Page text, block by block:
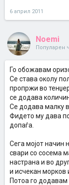
6 април 2011
Noemi
Популарен
Го обожавам
Се става околу
пропржи во
се додава
Се додава малку
Фидето му дава
допаѓа.
Сега мојот начин
свари со сосема
настрана и во
и исчекан морков
Потоа го